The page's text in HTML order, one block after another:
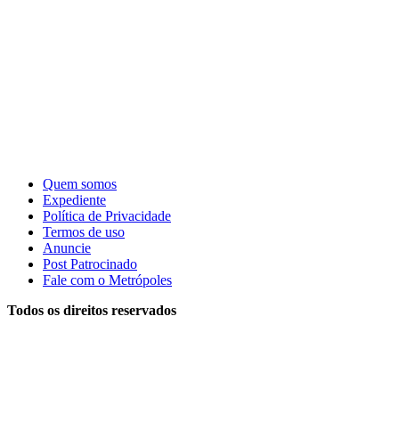
Quem somos
Expediente
Política de Privacidade
Termos de uso
Anuncie
Post Patrocinado
Fale com o Metrópoles
Todos os direitos reservados